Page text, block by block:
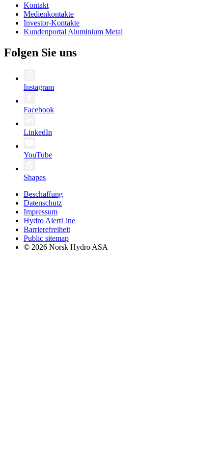
Kontakt
Medienkontakte
Investor-Kontakte
Kundenportal Aluminium Metal
Folgen Sie uns
Instagram
Facebook
LinkedIn
YouTube
Shapes
Beschaffung
Datenschutz
Impressum
Hydro AlertLine
Barrierefreiheit
Public sitemap
© 2026 Norsk Hydro ASA